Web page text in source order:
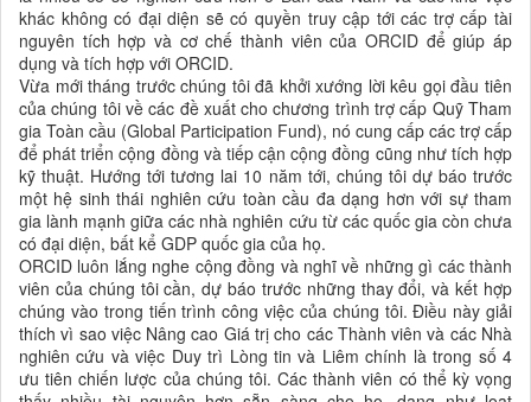
khác không có đại diện sẽ có quyền truy cập tới các trợ cấp tài
nguyên tích hợp và cơ chế thành viên của ORCID để giúp áp
dụng và tích hợp với ORCID.
Vừa mới tháng trước chúng tôi đã khởi xướng lời kêu gọi đầu tiên
của chúng tôi về các đề xuất cho chương trình trợ cấp Quỹ Tham
gia Toàn cầu (Global Participation Fund), nó cung cấp các trợ cấp
để phát triển cộng đồng và tiếp cận cộng đồng cũng như tích hợp
kỹ thuật. Hướng tới tương lai 10 năm tới, chúng tôi dự báo trước
một hệ sinh thái nghiên cứu toàn cầu đa dạng hơn với sự tham
gia lành mạnh giữa các nhà nghiên cứu từ các quốc gia còn chưa
có đại diện, bất kể GDP quốc gia của họ.
ORCID luôn lắng nghe cộng đồng và nghĩ về những gì các thành
viên của chúng tôi cần, dự báo trước những thay đổi, và kết hợp
chúng vào trong tiến trình công việc của chúng tôi. Điều này giải
thích vì sao việc Nâng cao Giá trị cho các Thành viên và các Nhà
nghiên cứu và việc Duy trì Lòng tin và Liêm chính là trong số 4
ưu tiên chiến lược của chúng tôi. Các thành viên có thể kỳ vọng